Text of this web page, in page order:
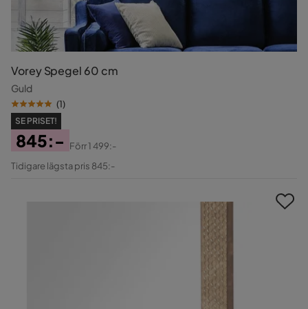
Vorey Spegel 60 cm
Guld
(1)
SE PRISET!
Pris
845:-
Original
Förr1 499:-
Tidigare lägsta pris 845:-